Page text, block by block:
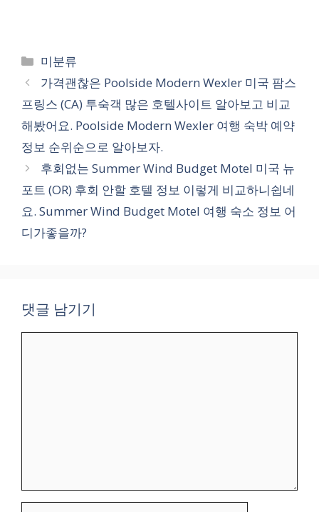
카
테
고
리
미분류
가격괜찮은 Poolside Modern Wexler 미국 팜스
프링스 (CA) 투숙객 많은 호텔사이트 알아보고 비교
해봤어요. Poolside Modern Wexler 여행 숙박 예약
정보 순위순으로 알아보자.
후회없는 Summer Wind Budget Motel 미국 뉴
포트 (OR) 후회 안할 호텔 정보 이렇게 비교하니쉽네
요. Summer Wind Budget Motel 여행 숙소 정보 어
디가좋을까?
댓글 남기기